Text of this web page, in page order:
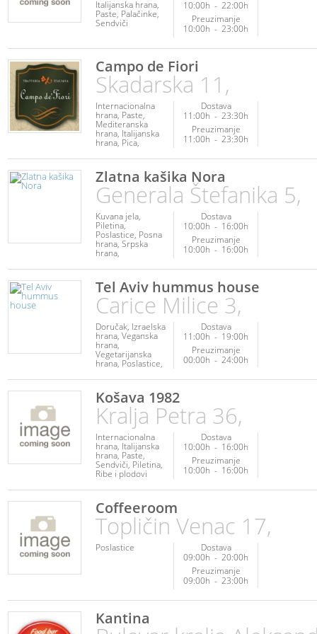
Italijanska hrana
Paste Palačinke
Sendviči
10:00h - 22:00h
Preuzimanje
10:00h - 23:00h
Campo de Fiori
Skadarska 11,
Internacionalna
hrana Paste
Mediteranska
hrana Italijanska
hrana Pica
Poslastice Napici
Salate Veganska
hrana
Vegetarijanska
hrana
Dostava
11:00h - 23:30h
Preuzimanje
11:00h - 23:30h
Zlatna kašika Nora
Generala Štefanika 5,
Kuvana jela
Piletina
Poslastice Posna
hrana Srpska
hrana
hrana Veganska
hrana
Dostava
10:00h - 16:00h
Preuzimanje
10:00h - 16:00h
Tel Aviv hummus house
Carice Milice 3,
Doručak Izraelska
hrana Veganska
hrana
Vegetarijanska
hrana Poslastice
Dostava
11:00h - 19:00h
Preuzimanje
00:00h - 24:00h
Košava 1982
Kralja Petra 36,
Internacionalna
hrana Italijanska
hrana Paste
Sendviči Piletina
Ribe i plodovi
hrana Veganska
hrana
Vegetarijanska
hrana
Dostava
10:00h - 16:00h
Preuzimanje
10:00h - 16:00h
Coffeeroom
Topličin Venac 17,
Poslastice
Dostava
09:00h - 20:00h
Preuzimanje
09:00h - 23:00h
Kantina